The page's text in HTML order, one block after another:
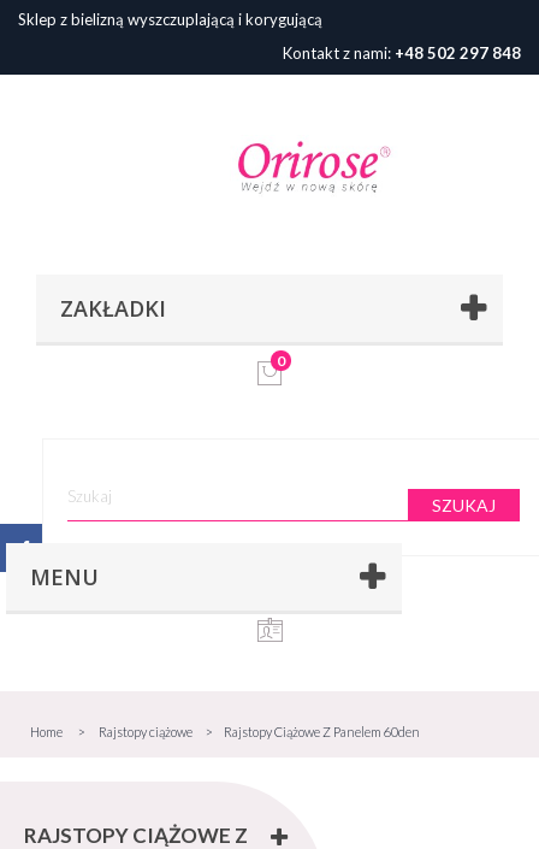
Sklep z bielizną wyszczuplającą i korygującą
Kontakt z nami: +48 502 297 848
ZAKŁADKI
0
SZUKAJ
MENU
Home > Rajstopy ciążowe > Rajstopy Ciążowe Z Panelem 60den
RAJSTOPY CIĄŻOWE Z